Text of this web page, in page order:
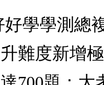
學學測總
難度新增